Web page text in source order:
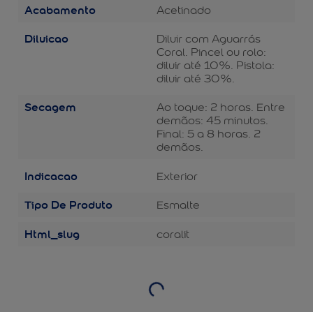
Acabamento Acetinado
Diluicao
Diluir com Aguarrás
Coral. Pincel ou rolo:
diluir até 10%. Pistola:
diluir até 30%.
Secagem
Ao toque: 2 horas. Entre
demãos: 45 minutos.
Final: 5 a 8 horas. 2
demãos.
Indicacao Exterior
Tipo De Produto Esmalte
Html_slug coralit